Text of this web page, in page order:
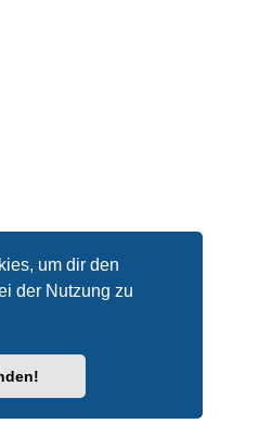
um dir den
der Nutzung zu